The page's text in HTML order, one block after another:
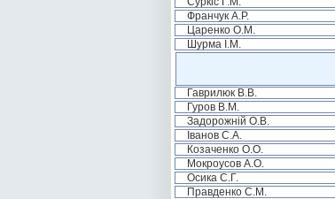
Франчук А.Р.
Царенко О.М.
Шурма І.М.
Гаврилюк В.В.
Гуров В.М.
Задорожній О.В.
Іванов С.А.
Козаченко О.О.
Мокроусов А.О.
Осика С.Г.
Правденко С.М.